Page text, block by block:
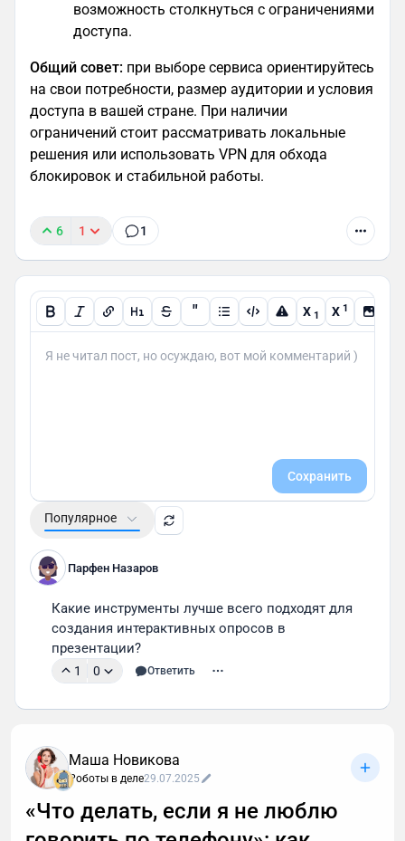
возможность столкнуться с ограничениями
доступа.
Общий совет: при выборе сервиса ориентируйтесь
на свои потребности, размер аудитории и условия
доступа в вашей стране. При наличии
ограничений стоит рассматривать локальные
решения или использовать VPN для обхода
блокировок и стабильной работы.
6 1 1
" X 1 X 1
Сохранить
Популярное
Парфен Назаров
Какие инструменты лучше всего подходят для
создания интерактивных опросов в
презентации?
1 0 Ответить
Маша Новикова
Роботы в деле29.07.2025
«Что делать, если я не люблю